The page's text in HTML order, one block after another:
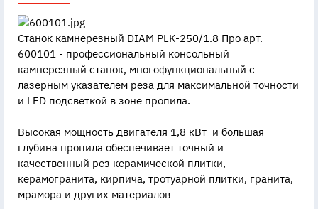
Станок камнерезный DIAM PLK-250/1.8 Про арт.
600101 - профессиональный консольный
камнерезный станок, многофункциональный с
лазерным указателем реза для максимальной точности
и LED подсветкой в зоне пропила.
Высокая мощность двигателя 1,8 кВт и большая
глубина пропила обеспечивает точный и
качественный рез керамической плитки,
керамогранита, кирпича, тротуарной плитки, гранита,
мрамора и других материалов